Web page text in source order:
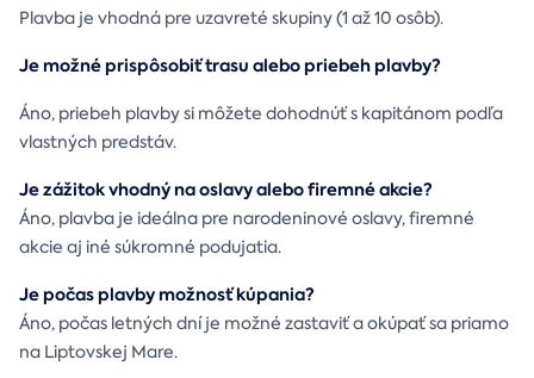
Plavba je vhodná pre uzavreté skupiny (1 až 10 osôb).
Je možné prispôsobiť trasu alebo priebeh plavby?
Áno, priebeh plavby si môžete dohodnúť s kapitánom podľa
vlastných predstáv.
Je zážitok vhodný na oslavy alebo firemné akcie?
Áno, plavba je ideálna pre narodeninové oslavy, firemné
akcie aj iné súkromné podujatia.
Je počas plavby možnosť kúpania?
Áno, počas letných dní je možné zastaviť a okúpať sa priamo
na Liptovskej Mare.